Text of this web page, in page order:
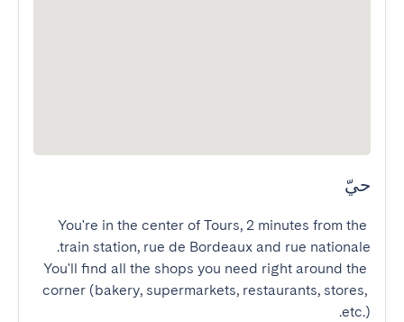
حيّ
You're in the center of Tours, 2 minutes from the
You'll find all the shops you need right around the
corner (bakery, supermarkets, restaurants, stores,
etc.).